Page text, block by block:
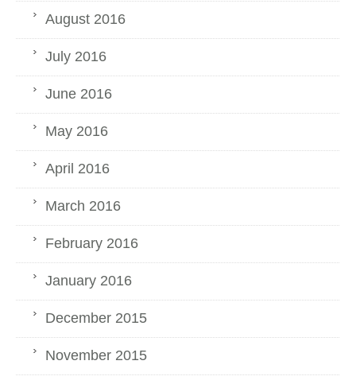
August 2016
July 2016
June 2016
May 2016
April 2016
March 2016
February 2016
January 2016
December 2015
November 2015